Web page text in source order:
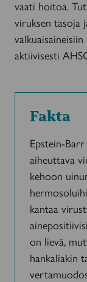
vaati hoitoa.
viruksen tasoja
aktiivisesti
Fakta
Epstein-
aiheuttava
kehoon
kantaa
on lievä,
hankaliakin